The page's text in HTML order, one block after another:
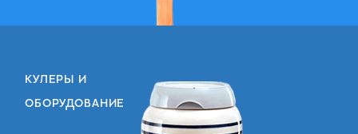
КУЛЕРЫ И
ОБОРУДОВАНИЕ